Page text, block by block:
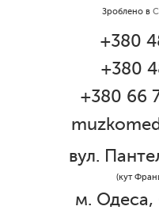
Зроблено в
+380
+380
+380 66
вул.
(кут
м. Одеса,